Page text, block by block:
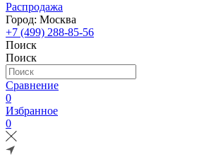
Распродажа
Город: Москва
+7 (499) 288-85-56
Поиск
Поиск
Сравнение
0
Избранное
0